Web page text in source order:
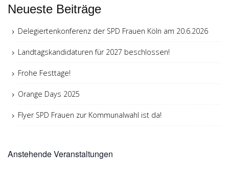
Neueste Beiträge
Delegiertenkonferenz der SPD Frauen Köln am 20.6.2026
Landtagskandidaturen für 2027 beschlossen!
Frohe Festtage!
Orange Days 2025
Flyer SPD Frauen zur Kommunalwahl ist da!
Anstehende Veranstaltungen